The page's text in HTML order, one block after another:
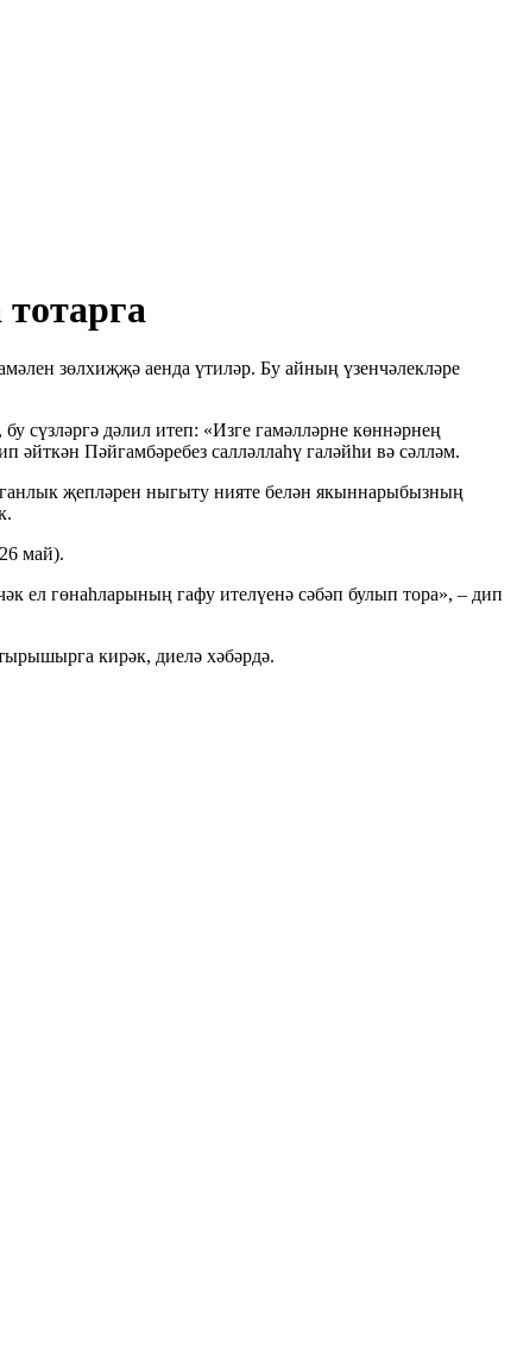
зөлхиҗҗә аенда үтиләр. Бу айның үзенчәлекләре
сүзләргә дәлил итеп: «Изге гамәлләрне көннәрнең
Пәйгамбәребез салләллаһү галәйһи вә сәлләм.
җепләрен ныгыту нияте белән якыннарыбызның
май).
ел гөнаһларының гафу ителүенә сәбәп булып тора», – дип
кирәк, диелә хәбәрдә.